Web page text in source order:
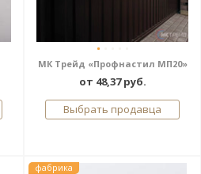
МК Трейд «Профнастил МП20»
от 48,37 руб.
Выбрать продавца
фабрика